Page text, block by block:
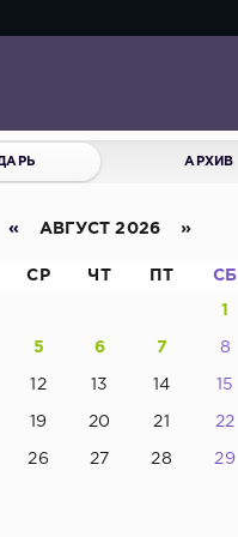
АРХИВ
« АВГУСТ 2026 »
СР ЧТ ПТ СБ
1
5 6 7 8
12 13 14 15
19 20 21 22
26 27 28 29